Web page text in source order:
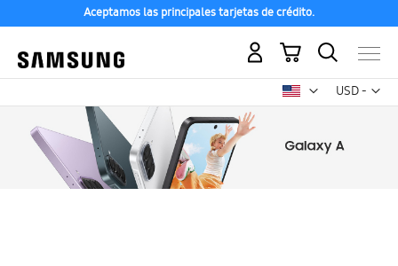
Aceptamos las principales tarjetas de crédito.
USD -
dólar
Mi carrito